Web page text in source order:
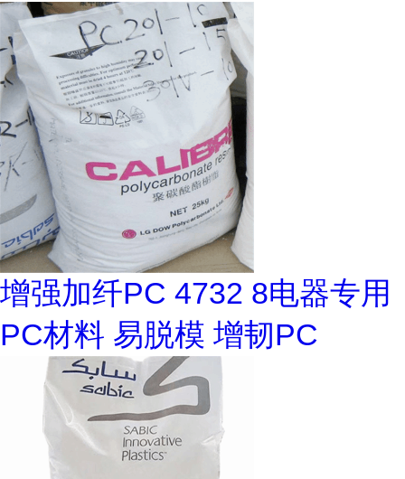
增强加纤PC 4732 8电器专用
PC材料 易脱模 增韧PC